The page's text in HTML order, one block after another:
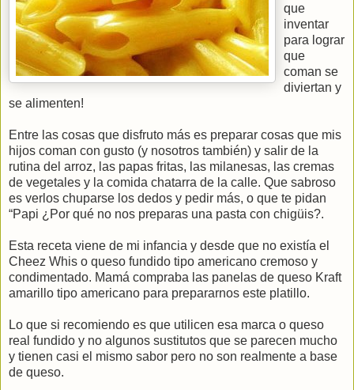
que
inventar
para lograr
que
coman se
diviertan y
se alimenten!
Entre las cosas que disfruto más es preparar cosas que mis
hijos coman con gusto (y nosotros también) y salir de la
rutina del arroz, las papas fritas, las milanesas, las cremas
de vegetales y la comida chatarra de la calle. Que sabroso
es verlos chuparse los dedos y pedir más, o que te pidan
“Papi ¿Por qué no nos preparas una pasta con chigüis?.
Esta receta viene de mi infancia y desde que no existía el
Cheez Whis o queso fundido tipo americano cremoso y
condimentado. Mamá compraba las panelas de queso Kraft
amarillo tipo americano para prepararnos este platillo.
Lo que si recomiendo es que utilicen esa marca o queso
real fundido y no algunos sustitutos que se parecen mucho
y tienen casi el mismo sabor pero no son realmente a base
de queso.